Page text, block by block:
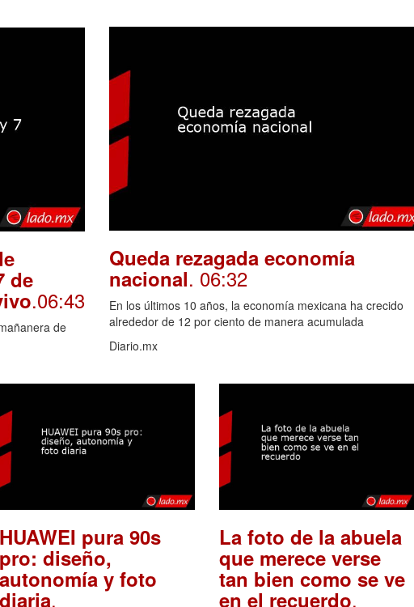
de
.06:43
de
Queda rezagada economía
nacional. 06:32
En los últimos 10 años, la economía mexicana ha crecido
alrededor de 12 por ciento de manera acumulada
Diario.mx
HUAWEI pura 90s
pro: diseño,
autonomía y foto
diaria.
La foto de la abuela
que merece verse
tan bien como se ve
en el recuerdo.